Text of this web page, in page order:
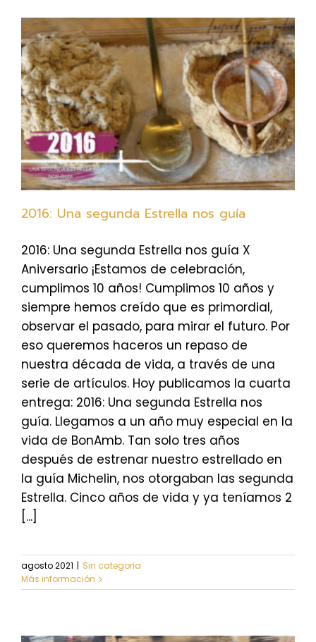
2016: Una segunda Estrella nos guía
2016: Una segunda Estrella nos guía X
Aniversario ¡Estamos de celebración,
cumplimos 10 años! Cumplimos 10 años y
siempre hemos creído que es primordial,
observar el pasado, para mirar el futuro. Por
eso queremos haceros un repaso de
nuestra década de vida, a través de una
serie de artículos. Hoy publicamos la cuarta
entrega: 2016: Una segunda Estrella nos
guía. Llegamos a un año muy especial en la
vida de BonAmb. Tan solo tres años
después de estrenar nuestro estrellado en
la guía Michelin, nos otorgaban las segunda
Estrella. Cinco años de vida y ya teníamos 2
[...]
agosto 2021 | Sin categoria
Más información